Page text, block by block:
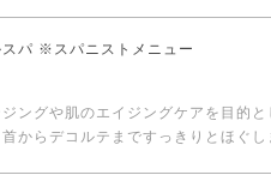
スパ ※スパニストメニュー
ングや肌のエイジングケアを目的
からデコルテまですっきりとほぐし